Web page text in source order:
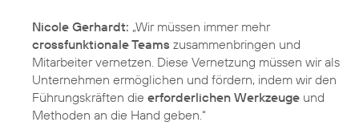
Nicole Gerhardt: „Wir müssen immer mehr
crossfunktionale Teams zusammenbringen und
Mitarbeiter vernetzen. Diese Vernetzung müssen wir als
Unternehmen ermöglichen und fördern, indem wir den
Führungskräften die erforderlichen Werkzeuge und
Methoden an die Hand geben.“